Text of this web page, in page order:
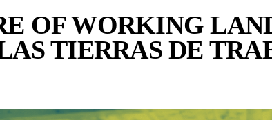
OF WORKING
TIERRAS DE